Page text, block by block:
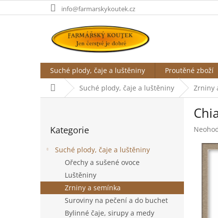
na
info@farmarskykoutek.cz
Suché plody, čaje a luštěniny Proutěné zboží
Domů Suché plody, čaje a luštěniny Zrniny
kategorie
Kategorie
Suché plody, čaje a luštěniny
Ořechy a sušené ovoce
Luštěniny
Zrniny a semínka
Suroviny na pečení a do buchet
Bylinné čaje, sirupy a medy